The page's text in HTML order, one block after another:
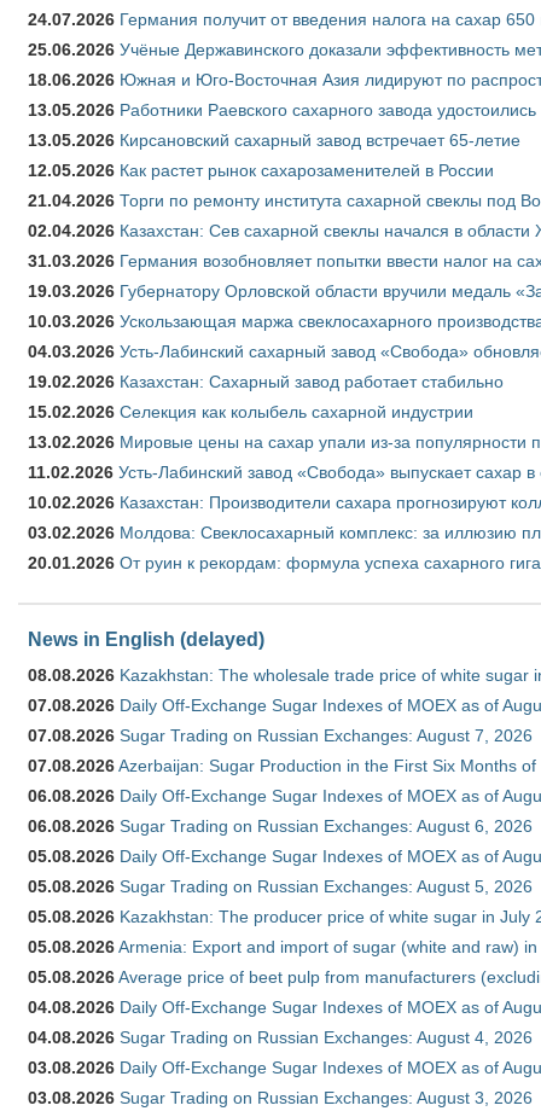
24.07.2026 Германия получит от введения налога на сахар
25.06.2026 Учёные Державинского доказали эффективность
18.06.2026 Южная и Юго-Восточная Азия лидируют по
13.05.2026 Работники Раевского сахарного завода удостоились
13.05.2026 Кирсановский сахарный завод встречает 65-летие
12.05.2026 Как растет рынок сахарозаменителей в России
21.04.2026 Торги по ремонту института сахарной свеклы под
02.04.2026 Казахстан: Сев сахарной свеклы начался в области
31.03.2026 Германия возобновляет попытки ввести налог на
19.03.2026 Губернатору Орловской области вручили медаль
10.03.2026 Ускользающая маржа свеклосахарного
04.03.2026 Усть-Лабинский сахарный завод «Свобода»
19.02.2026 Казахстан: Сахарный завод работает стабильно
15.02.2026 Селекция как колыбель сахарной индустрии
13.02.2026 Мировые цены на сахар упали из-за популярности
11.02.2026 Усть-Лабинский завод «Свобода» выпускает сахар в
10.02.2026 Казахстан: Производители сахара прогнозируют
03.02.2026 Молдова: Свеклосахарный комплекс: за иллюзию
20.01.2026 От руин к рекордам: формула успеха сахарного
News in English (delayed)
08.08.2026 Kazakhstan: The wholesale trade price of white sugar
07.08.2026 Daily Off-Exchange Sugar Indexes of MOEX as of
07.08.2026 Sugar Trading on Russian Exchanges: August 7, 2026
07.08.2026Azerbaijan: Sugar Production in the First Six Months of
06.08.2026 Daily Off-Exchange Sugar Indexes of MOEX as of
06.08.2026 Sugar Trading on Russian Exchanges: August 6, 2026
05.08.2026 Daily Off-Exchange Sugar Indexes of MOEX as of
05.08.2026 Sugar Trading on Russian Exchanges: August 5, 2026
05.08.2026 Kazakhstan: The producer price of white sugar in July
05.08.2026Armenia: Export and import of sugar (white and raw)
05.08.2026Average price of beet pulp from manufacturers
04.08.2026 Daily Off-Exchange Sugar Indexes of MOEX as of
04.08.2026 Sugar Trading on Russian Exchanges: August 4, 2026
03.08.2026 Daily Off-Exchange Sugar Indexes of MOEX as of
03.08.2026 Sugar Trading on Russian Exchanges: August 3, 2026